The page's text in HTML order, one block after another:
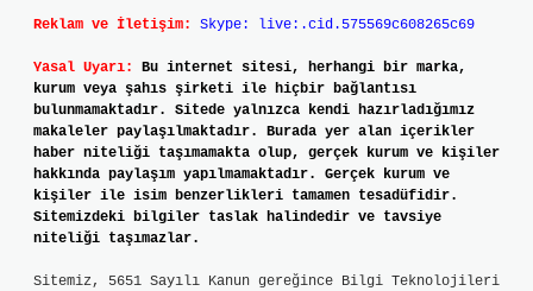
Reklam ve İletişim: Skype: live:.cid.575569c608265c69
Yasal Uyarı:
Bu internet sitesi, herhangi bir marka,
kurum veya şahıs şirketi ile hiçbir bağlantısı
bulunmamaktadır. Sitede yalnızca kendi hazırladığımız
makaleler paylaşılmaktadır. Burada yer alan içerikler
haber niteliği taşımamakta olup, gerçek kurum ve kişiler
hakkında paylaşım yapılmamaktadır. Gerçek kurum ve
kişiler ile isim benzerlikleri tamamen tesadüfidir.
Sitemizdeki bilgiler taslak halindedir ve tavsiye
niteliği taşımazlar.
Sitemiz, 5651 Sayılı Kanun gereğince Bilgi Teknolojileri